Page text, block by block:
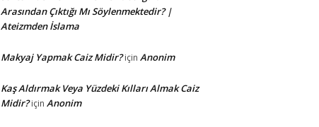
Arasından Çıktığı Mı Söylenmektedir? |
Ateizmden İslama
Makyaj Yapmak Caiz Midir?için Anonim
Kaş Aldırmak Veya Yüzdeki Kılları Almak Caiz
Midir?için Anonim